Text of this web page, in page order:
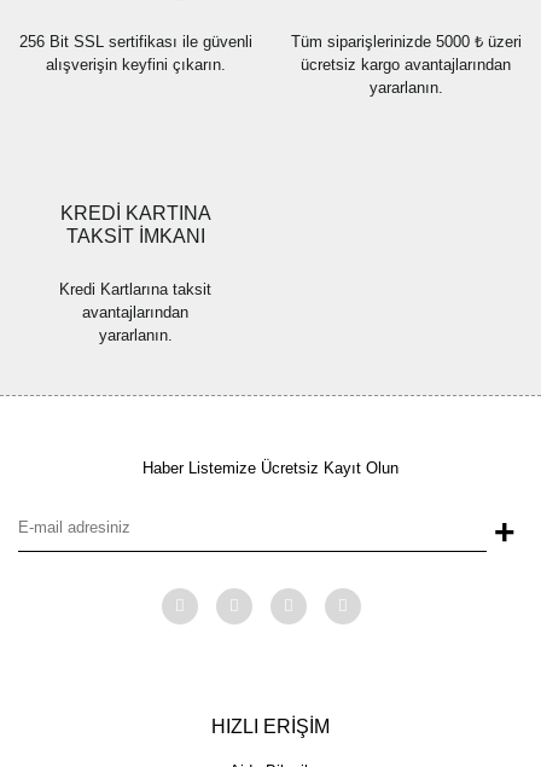
256 Bit SSL sertifikası ile güvenli
alışverişin keyfini çıkarın.
Tüm siparişlerinizde 5000 ₺ üzeri
ücretsiz kargo avantajlarından
yararlanın.
KREDİ KARTINA
TAKSİT İMKANI
Kredi Kartlarına taksit
avantajlarından
yararlanın.
Haber Listemize Ücretsiz Kayıt Olun
+
HIZLI ERİŞİM